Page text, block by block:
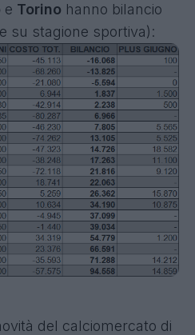
e Torino hanno bilancio
su stagione sportiva):
del calciomercato di